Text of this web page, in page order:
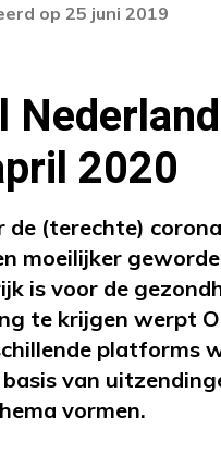
op 25 juni 2019
2020
de (terechte)
moeilijker
is voor de
te krijgen werpt
platforms
van
vormen.